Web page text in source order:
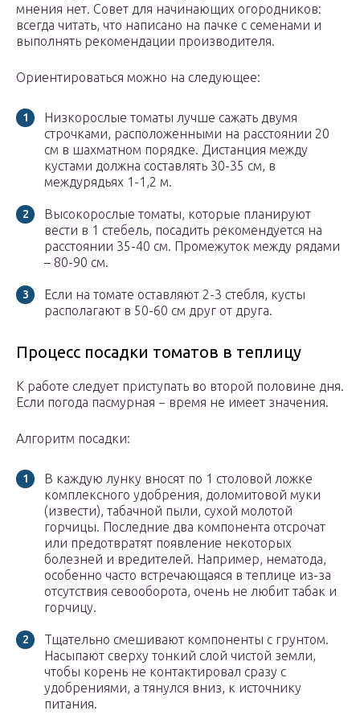
мнения нет. Совет для начинающих огородников:
всегда читать, что написано на пачке с семенами и
выполнять рекомендации производителя.
Ориентироваться можно на следующее:
Низкорослые томаты лучше сажать двумя
строчками, расположенными на расстоянии 20
см в шахматном порядке. Дистанция между
кустами должна составлять 30-35 см, в
междурядьях 1-1,2 м.
Высокорослые томаты, которые планируют
вести в 1 стебель, посадить рекомендуется на
расстоянии 35-40 см. Промежуток между рядами
– 80-90 см.
Если на томате оставляют 2-3 стебля, кусты
располагают в 50-60 см друг от друга.
Процесс посадки томатов в теплицу
К работе следует приступать во второй половине дня.
Если погода пасмурная − время не имеет значения.
Алгоритм посадки:
В каждую лунку вносят по 1 столовой ложке
комплексного удобрения, доломитовой муки
(извести), табачной пыли, сухой молотой
горчицы. Последние два компонента отсрочат
или предотвратят появление некоторых
болезней и вредителей. Например, нематода,
особенно часто встречающаяся в теплице из-за
отсутствия севооборота, очень не любит табак и
горчицу.
Тщательно смешивают компоненты с грунтом.
Насыпают сверху тонкий слой чистой земли,
чтобы корень не контактировал сразу с
удобрениями, а тянулся вниз, к источнику
питания.